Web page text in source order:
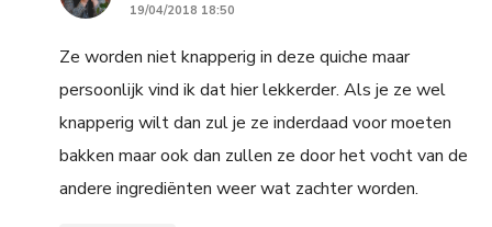
19/04/2018 18:50
Ze worden niet knapperig in deze quiche maar
persoonlijk vind ik dat hier lekkerder. Als je ze wel
knapperig wilt dan zul je ze inderdaad voor moeten
bakken maar ook dan zullen ze door het vocht van de
andere ingrediënten weer wat zachter worden.